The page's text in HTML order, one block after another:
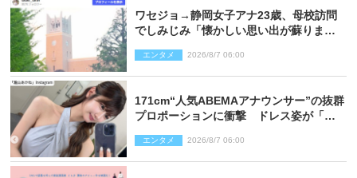
ワセジョ→静岡女子アナ23歳、母校訪問
でしみじみ「懐かしい思い出が蘇りまし
エンタメ 2026/8/7 06:00
171cm“人気ABEMAアナウンサー”の抜群
プロポーションに衝撃 ドレス姿が「美
エンタメ 2026/8/7 06:00